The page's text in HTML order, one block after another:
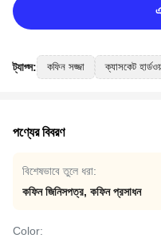
ট্যাগ্স: কফিন সজ্জা ক্যাসকেট
পণ্যের বিবরণ
বিশেষভাবে তুলে ধরা:
কফিন জিনিসপত্র, কফিন প্রসাধন
Color: